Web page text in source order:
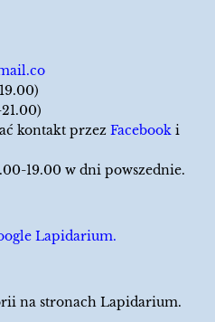
kontakt przez Facebook i
19.00 w dni powszednie.
Lapidarium.
na stronach Lapidarium.